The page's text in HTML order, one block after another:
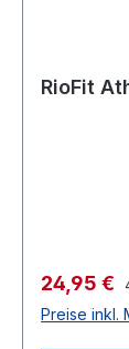
RioFit
24,95 €
Preise inkl.